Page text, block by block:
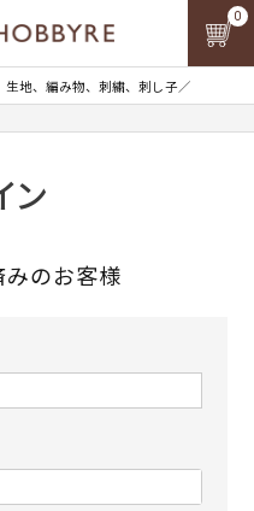
生地、編み物、刺繍、刺し子／
0
ン
のお客様